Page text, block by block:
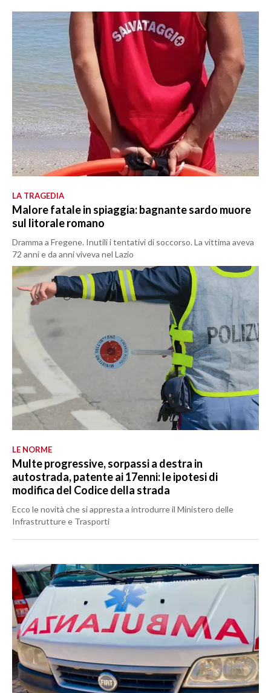
LA TRAGEDIA
Malore fatale in spiaggia: bagnante sardo muore
sul litorale romano
Dramma a Fregene. Inutili i tentativi di soccorso. La vittima aveva
72 anni e da anni viveva nel Lazio
LE NORME
Multe progressive, sorpassi a destra in
autostrada, patente ai 17enni: le ipotesi di
modifica del Codice della strada
Ecco le novità che si appresta a introdurre il Ministero delle
Infrastrutture e Trasporti